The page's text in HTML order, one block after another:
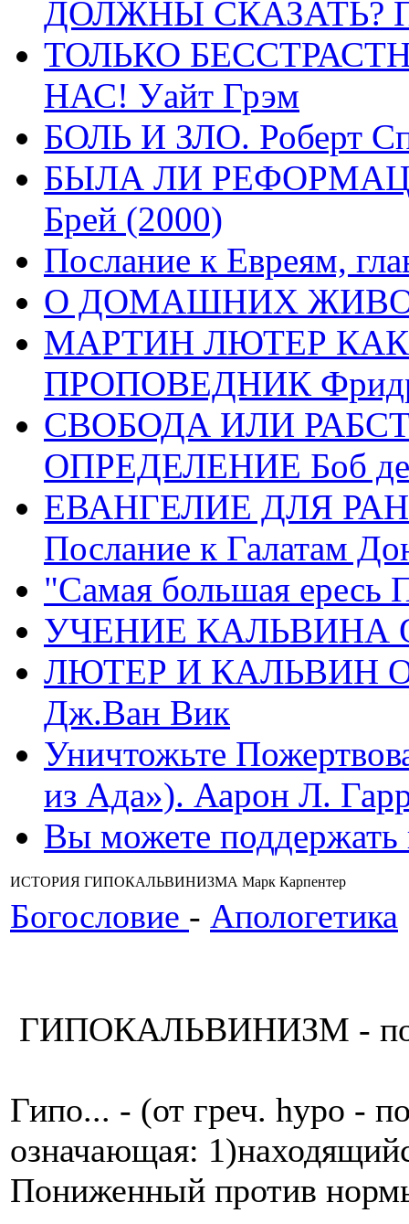
ДОЛЖНЫ СКАЗАТЬ?
ТОЛЬКО
НАС! Уайт Грэм
БОЛЬ И ЗЛО. Роберт
БЫЛА ЛИ
Брей (2000)
Послание к Евреям,
О ДОМАШНИХ
МАРТИН ЛЮТЕР
ПРОПОВЕДНИК
СВОБОДА ИЛИ
ОПРЕДЕЛЕНИЕ Боб де
ЕВАНГЕЛИЕ ДЛЯ
Послание к Галатам
"Самая большая ересь
УЧЕНИЕ КАЛЬВИНА
ЛЮТЕР И КАЛЬВИН
Дж.Ван Вик
Уничтожьте
из Ада»). Аарон Л.
Вы можете
ИСТОРИЯ ГИПОКАЛЬВИНИЗМА Марк Карпентер
Богословие - Апологетика
ГИПОКАЛЬВИНИЗМ -
Гипо... - (от греч. hypo -
означающая:
Пониженный против